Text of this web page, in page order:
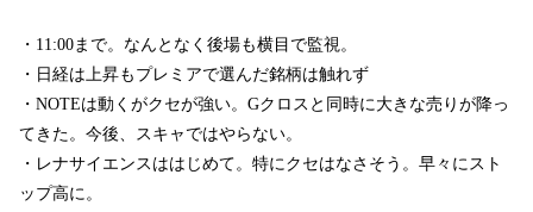
・11:00まで。なんとなく後場も横目で監視。
・日経は上昇もプレミアで選んだ銘柄は触れず
・NOTEは動くがクセが強い。Gクロスと同時に大きな売りが降っ
てきた。今後、スキャではやらない。
・レナサイエンスははじめて。特にクセはなさそう。早々にスト
ップ高に。